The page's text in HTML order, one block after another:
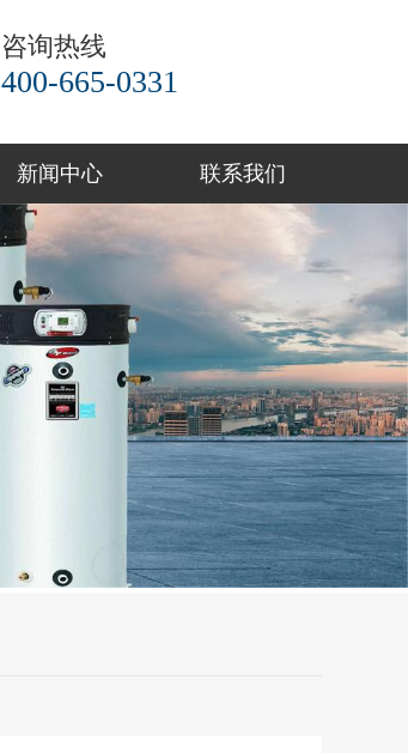
咨询热线
400-665-0331
新闻中心 联系我们